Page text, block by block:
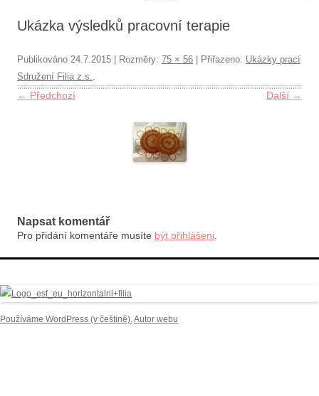
Ukázka výsledků pracovní terapie
Publikováno 24.7.2015 | Rozměry: 75 × 56 | Přiřazeno: Ukázky prací
Sdružení Filia z.s..
← Předchozí Další →
Napsat komentář
Pro přidání komentáře musíte být přihlášeni
Používáme WordPress (v češtině).Autor webu